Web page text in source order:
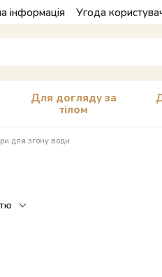
інформація Угода
Для догляду за
тілом
для згону води